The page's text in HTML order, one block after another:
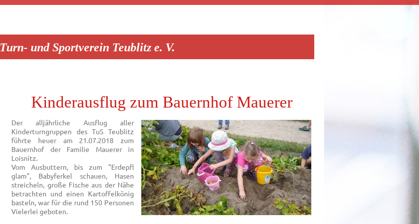
Turn- und Sportverein Teublitz e. V.
Kinderausflug zum Bauernhof Mauerer
Der alljährliche Ausflug aller
Kinderturngruppen des TuS Teublitz
führte heuer am 21.07.2018 zum
Bauernhof der Familie Mauerer in
Loisnitz.
Vom Ausbuttern, bis zum "Erdepfl
glam", Babyferkel schauen, Hasen
streicheln, große Fische aus der Nähe
betrachten und einen Kartoffelkönig
basteln, war für die rund 150 Personen
Vielerlei geboten.